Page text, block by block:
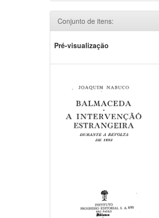
Conjunto de itens:
Pré-visualização